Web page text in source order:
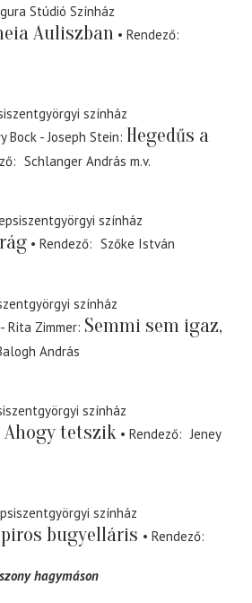
Stúdió Színház
Auliszban
Rendező
színház
Bock - Joseph Stein Hegedűs a
Schlanger András m.v.
színház
Rendező
Szőke István
színház
Rita Zimmer Semmi sem igaz,
András
színház
Ahogy tetszik Rendező
Jeney
színház
bugyelláris
Rendező
hagymáson